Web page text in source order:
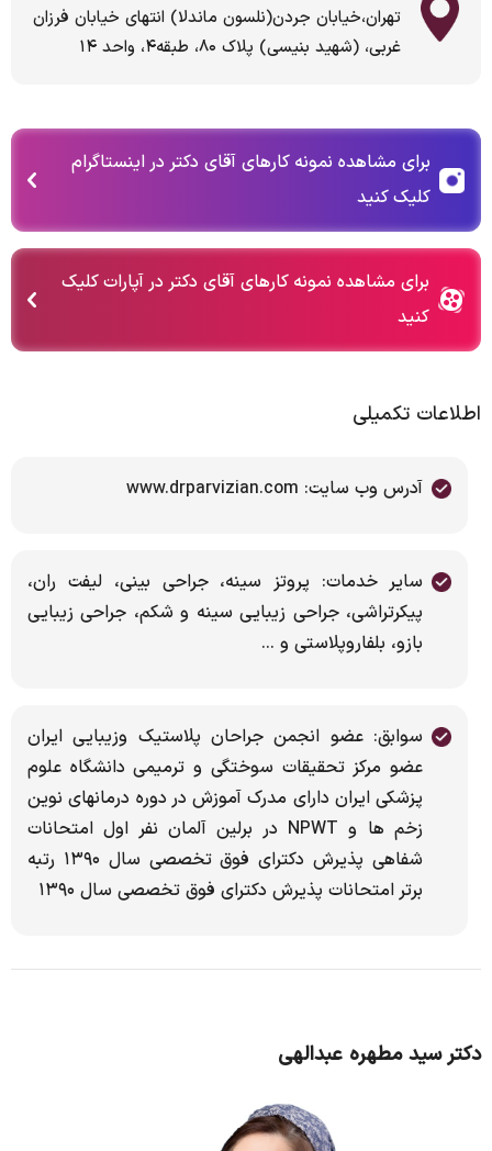
تهران،خیابان جردن(نلسون ماندلا) انتهای خیابان فرزان
غربی، (شهید بنیسی) پلاک ۸۰، طبقه۴، واحد ۱۴
برای مشاهده نمونه کارهای آقای دکتر در اینستاگرام
کلیک کنید
برای مشاهده نمونه کارهای آقای دکتر در آپارات کلیک
کنید
اطلاعات تکمیلی
آدرس وب سایت: www.drparvizian.com
سایر خدمات: پروتز سینه، جراحی بینی، لیفت ران،
پیکرتراشی، جراحی زیبایی سینه و شکم، جراحی زیبایی
بازو، بلفاروپلاستی و ...
سوابق: عضو انجمن جراحان پلاستیک وزیبایی ایران
عضو مرکز تحقیقات سوختگی و ترمیمی دانشگاه علوم
پزشکی ایران دارای مدرک آموزش در دوره درمانهای نوین
زخم ها و NPWT در برلین آلمان نفر اول امتحانات
شفاهی پذیرش دکترای فوق تخصصی سال ۱۳۹۰ رتبه
برتر امتحانات پذیرش دکترای فوق تخصصی سال ۱۳۹۰
دکتر سید مطهره عبدالهی